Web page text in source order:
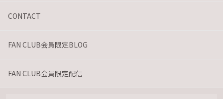
CONTACT
FAN CLUB会員限定BLOG
FAN CLUB会員限定配信